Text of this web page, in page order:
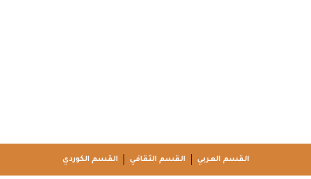
القسم العربي القسم الثقافي القسم الكوردي